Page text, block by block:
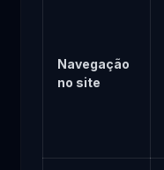
Navegação
no site